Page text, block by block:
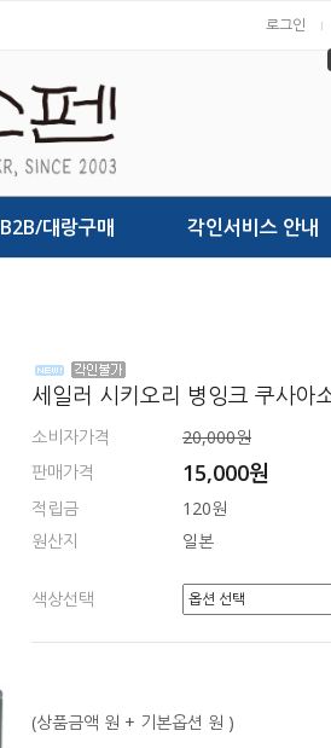
로그인
B2B/대랑구매 각인서비스 안내
세일러 시키오리 병잉크 쿠사아
소비자가격
20,000원
판매가격
15,000원
적립금
120원
원산지
일본
색상선택
(상품금액 원 + 기본옵션 원 )